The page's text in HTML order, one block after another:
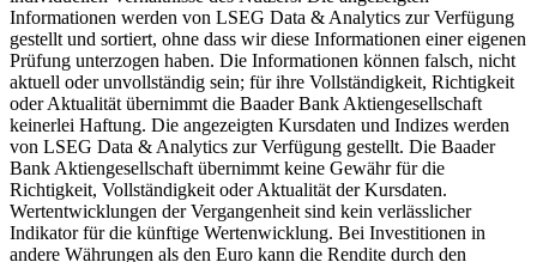
Informationen werden von LSEG Data & Analytics zur Verfügung
gestellt und sortiert, ohne dass wir diese Informationen einer eigenen
Prüfung unterzogen haben. Die Informationen können falsch, nicht
aktuell oder unvollständig sein; für ihre Vollständigkeit, Richtigkeit
oder Aktualität übernimmt die Baader Bank Aktiengesellschaft
keinerlei Haftung. Die angezeigten Kursdaten und Indizes werden
von LSEG Data & Analytics zur Verfügung gestellt. Die Baader
Bank Aktiengesellschaft übernimmt keine Gewähr für die
Richtigkeit, Vollständigkeit oder Aktualität der Kursdaten.
Wertentwicklungen der Vergangenheit sind kein verlässlicher
Indikator für die künftige Wertenwicklung. Bei Investitionen in
andere Währungen als den Euro kann die Rendite durch den